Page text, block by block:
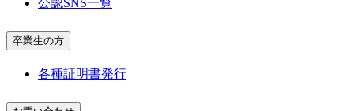
公認SNS一覧
卒業生の方
各種証明書発行